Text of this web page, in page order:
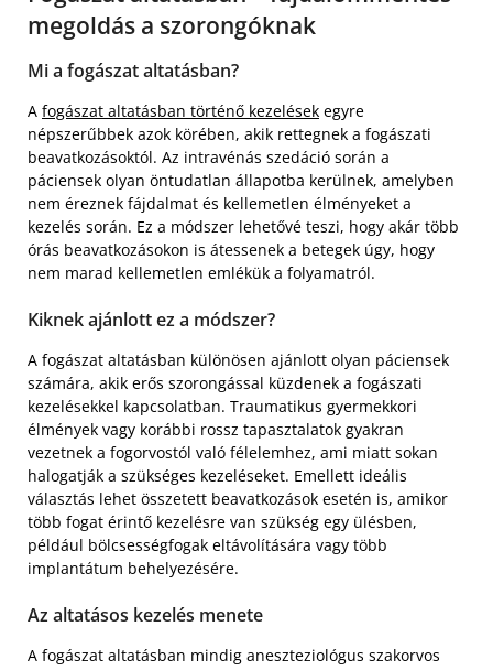
megoldás a szorongóknak
Mi a fogászat altatásban?
A fogászat altatásban történő kezelések egyre
népszerűbbek azok körében, akik rettegnek a fogászati
beavatkozásoktól. Az intravénás szedáció során a
páciensek olyan öntudatlan állapotba kerülnek, amelyben
nem éreznek fájdalmat és kellemetlen élményeket a
kezelés során. Ez a módszer lehetővé teszi, hogy akár több
órás beavatkozásokon is átessenek a betegek úgy, hogy
nem marad kellemetlen emlékük a folyamatról.
Kiknek ajánlott ez a módszer?
A fogászat altatásban különösen ajánlott olyan páciensek
számára, akik erős szorongással küzdenek a fogászati
kezelésekkel kapcsolatban. Traumatikus gyermekkori
élmények vagy korábbi rossz tapasztalatok gyakran
vezetnek a fogorvostól való félelemhez, ami miatt sokan
halogatják a szükséges kezeléseket. Emellett ideális
választás lehet összetett beavatkozások esetén is, amikor
több fogat érintő kezelésre van szükség egy ülésben,
például bölcsességfogak eltávolítására vagy több
implantátum behelyezésére.
Az altatásos kezelés menete
A fogászat altatásban mindig aneszteziológus szakorvos